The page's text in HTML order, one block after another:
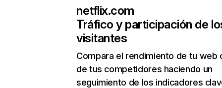
netflix.com
Tráfico y participación de
visitantes
Compara el rendimiento de tu web
de tus competidores haciendo un
seguimiento de los indicadores